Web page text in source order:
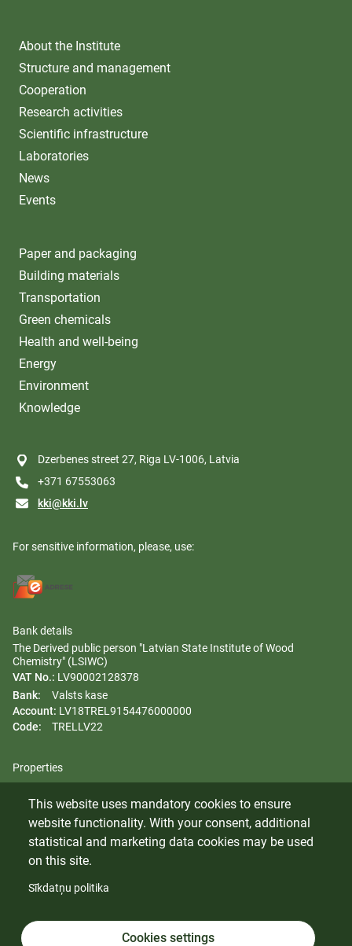
About the Institute
Structure and management
Cooperation
Research activities
Scientific infrastructure
Laboratories
News
Events
Paper and packaging
Building materials
Transportation
Green chemicals
Health and well-being
Energy
Environment
Knowledge
Dzerbenes street 27, Riga LV-1006, Latvia
+371 67553063
kki@kki.lv
For sensitive information, please, use:
Bank details
The Derived public person "Latvian State Institute of Wood
Chemistry" (LSIWC)
VAT No.: LV90002128378
Bank:
Valsts kase
Account: LV18TREL9154476000000
Code:
TRELLV22
Properties
Gender equality plan
Whistleblowing
© 2024 Latvian State Institute of Wood Chemistry. All rights
Cookies
This website uses mandatory cookies to ensure
website functionality. With your consent, additional
statistical and marketing data cookies may be used
on this site.
Sīkdatņu politika
Cookies settings